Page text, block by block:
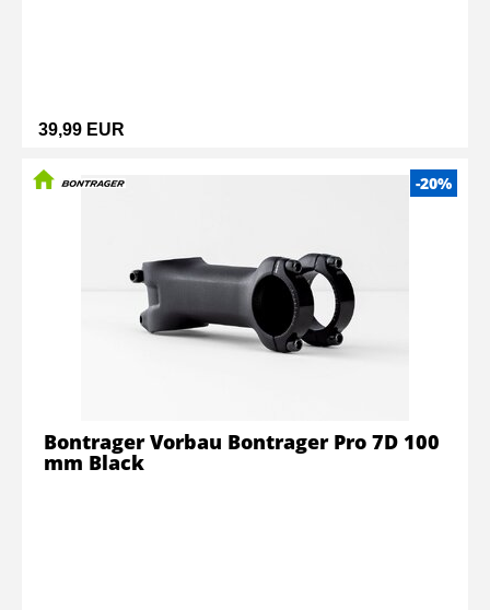
39,99 EUR
-20%
Bontrager Vorbau Bontrager Pro 7D 100
mm Black